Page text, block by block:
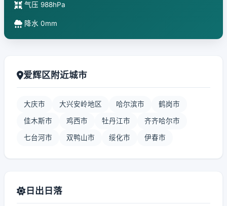
气压 988hPa
降水 0mm
爱辉区附近城市
大庆市 大兴安岭地区 哈尔滨市 鹤岗市
佳木斯市 鸡西市 牡丹江市 齐齐哈尔市
七台河市 双鸭山市 绥化市 伊春市
日出日落